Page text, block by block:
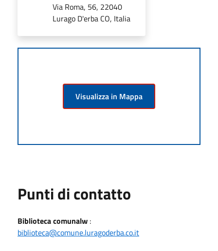
Via Roma, 56, 22040
Lurago D'erba CO, Italia
Visualizza in Mappa
Punti di contatto
Biblioteca comunalw :
biblioteca@comune.luragoderba.co.it